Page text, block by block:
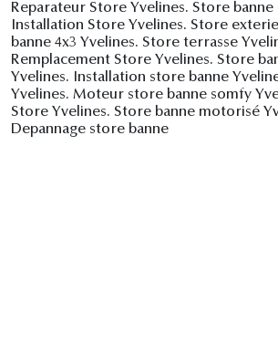
Reparateur Store Yvelines. Store banne
Installation Store Yvelines. Store
banne 4x3 Yvelines. Store terrasse
Remplacement Store Yvelines. Store
Yvelines. Installation store banne
Yvelines. Moteur store banne somfy
Store Yvelines. Store banne motorisé
Depannage store banne